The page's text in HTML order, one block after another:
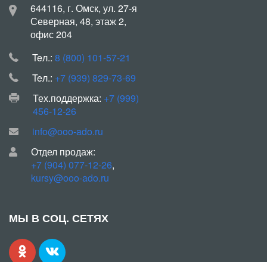
644116, г. Омск, ул. 27-я
Северная, 48, этаж 2,
офис 204
Teл.: 8 (800) 101-57-21
Teл.: +7 (939) 829-73-69
Тех.поддержка: +7 (999)
456-12-26
info@ooo-ado.ru
Отдел продаж:
+7 (904) 077-12-26,
kursy@ooo-ado.ru
МЫ В СОЦ. СЕТЯХ